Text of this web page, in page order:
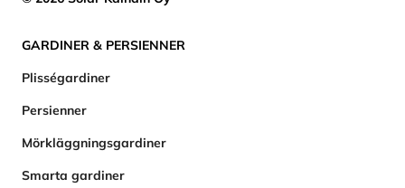
GARDINER & PERSIENNER
Plisségardiner
Persienner
Mörkläggningsgardiner
Smarta gardiner